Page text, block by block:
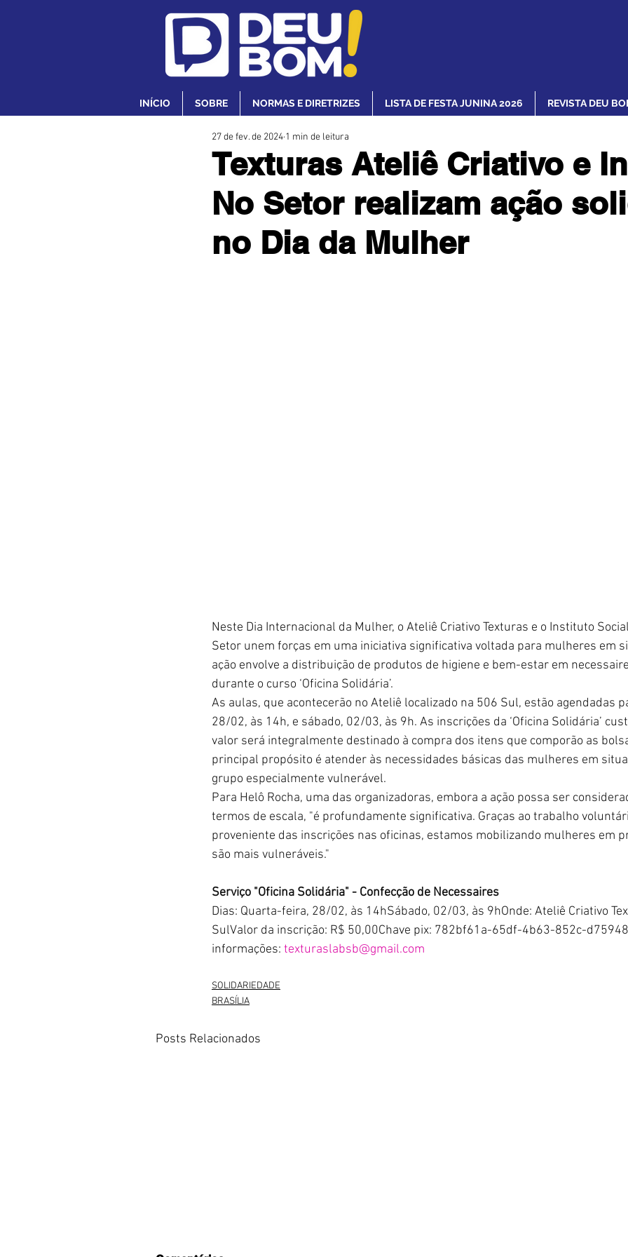
INÍCIO SOBRE NORMAS E DIRETRIZES LISTA DE FESTA JUNINA 2026 REVISTA DEU
Texturas Ateliê Criativo e
No Setor realizam ação
no Dia da Mulher
27 de fev. de 2024 1 min de leitura
Neste Dia Internacional da Mulher, o Ateliê Criativo Texturas e o Instituto
Setor unem forças em uma iniciativa significativa voltada para mulheres em
ação envolve a distribuição de produtos de higiene e bem-estar em
durante o curso ‘Oficina Solidária’.
As aulas, que acontecerão no Ateliê localizado na 506 Sul, estão agendadas
28/02, às 14h, e sábado, 02/03, às 9h. As inscrições da ‘Oficina Solidária’
valor será integralmente destinado à compra dos itens que comporão as
principal propósito é atender às necessidades básicas das mulheres em
grupo especialmente vulnerável.
Para Helô Rocha, uma das organizadoras, embora a ação possa ser
termos de escala, "é profundamente significativa. Graças ao trabalho
proveniente das inscrições nas oficinas, estamos mobilizando mulheres em
são mais vulneráveis."
Serviço "Oficina Solidária" - Confecção de Necessaires
Dias: Quarta-feira, 28/02, às 14hSábado, 02/03, às 9hOnde: Ateliê Criativo
SulValor da inscrição: R$ 50,00Chave pix: 782bf61a-65df-4b63-852c-
informações: texturaslabsb@gmail.com
SOLIDARIEDADE
BRASÍLIA
Posts Relacionados